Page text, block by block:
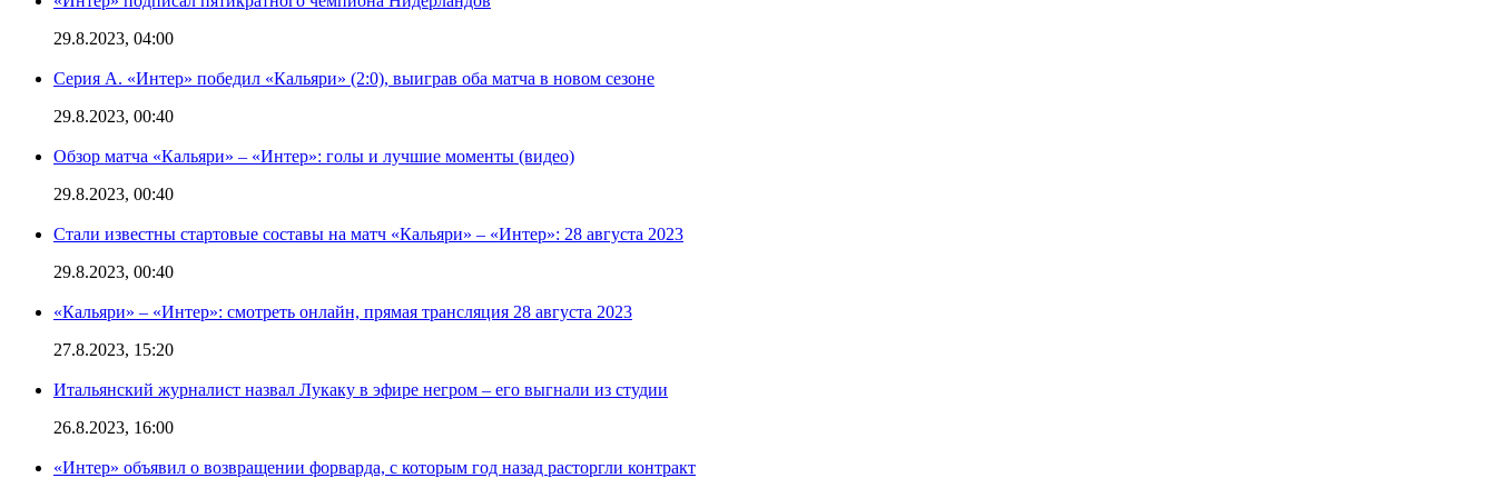
29.8.2023, 04:00
Серия А. «Интер» победил «Кальяри» (2:0), выиграв оба матча в новом сезоне
29.8.2023, 00:40
Обзор матча «Кальяри» – «Интер»: голы и лучшие моменты (видео)
29.8.2023, 00:40
Стали известны стартовые составы на матч «Кальяри» – «Интер»: 28 августа 2023
29.8.2023, 00:40
«Кальяри» – «Интер»: смотреть онлайн, прямая трансляция 28 августа 2023
27.8.2023, 15:20
Итальянский журналист назвал Лукаку в эфире негром – его выгнали из студии
26.8.2023, 16:00
«Интер» объявил о возвращении форварда, с которым год назад расторгли контракт